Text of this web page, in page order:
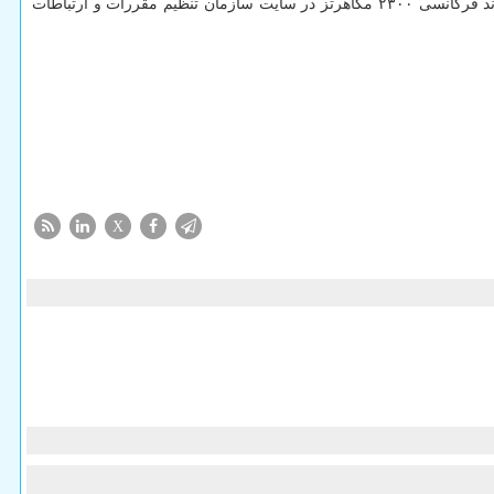
فرکانسی در این مزایده ۲ هزار میلیارد ریال برای ۱۰ مگاهرتز پهنای باند در نظر گرفته شده است. جزئیات بیشتر درمورد شرایط و ضوابط واگذاری باند فرکانسی ۲۳۰۰ مگاهرتز در سایت سازمان تنظیم مقررات و ارتباطات
X